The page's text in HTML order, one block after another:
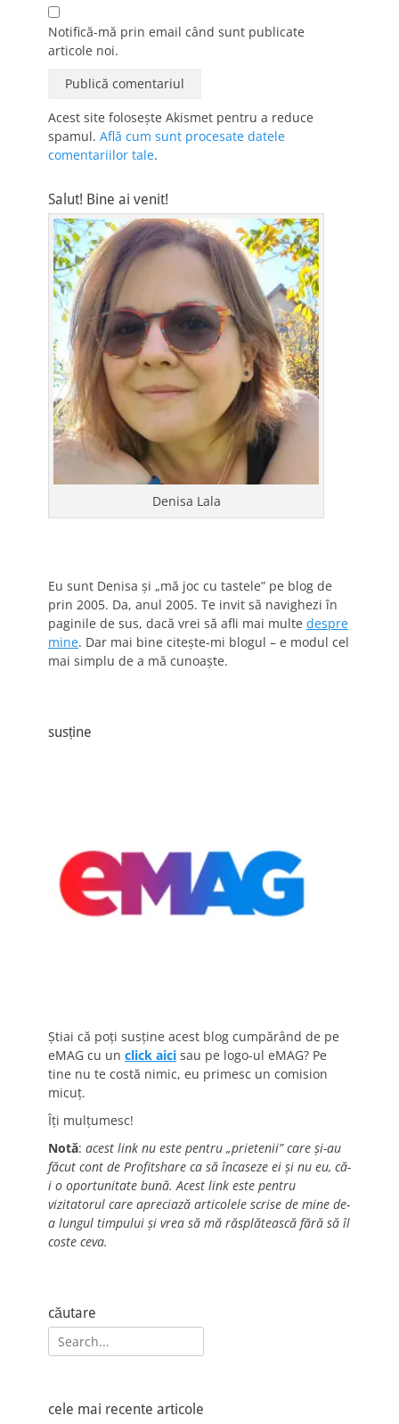
Notifică-mă prin email când sunt publicate
articole noi.
Acest site folosește Akismet pentru a reduce
spamul. Află cum sunt procesate datele
comentariilor tale.
Salut! Bine ai venit!
Denisa Lala
Eu sunt Denisa și „mă joc cu tastele” pe blog de
prin 2005. Da, anul 2005. Te invit să navighezi în
paginile de sus, dacă vrei să afli mai multe despre
mine. Dar mai bine citește-mi blogul – e modul cel
mai simplu de a mă cunoaște.
susține
Știai că poți susține acest blog cumpărând de pe
eMAG cu un click aici sau pe logo-ul eMAG? Pe
tine nu te costă nimic, eu primesc un comision
micuț.
Îți mulțumesc!
Notă: acest link nu este pentru „prietenii” care și-au
făcut cont de Profitshare ca să încaseze ei și nu eu, că-
i o oportunitate bună. Acest link este pentru
vizitatorul care apreciază articolele scrise de mine de-
a lungul timpului și vrea să mă răsplătească fără să îl
coste ceva.
căutare
Search
for:
cele mai recente articole